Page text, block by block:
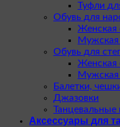
Туфли
Обувь для
Женская
Мужская
Обувь для
Женская
Мужская
Балетки,
Джазовки
Танцевальные
Аксессуары для